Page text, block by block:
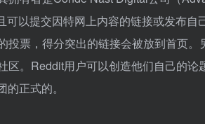
可以提交因特网上内容的链接或发布自
投票，得分突出的链接会被放到首页。
区。Reddit用户可以创造他们自己的论
正式的。